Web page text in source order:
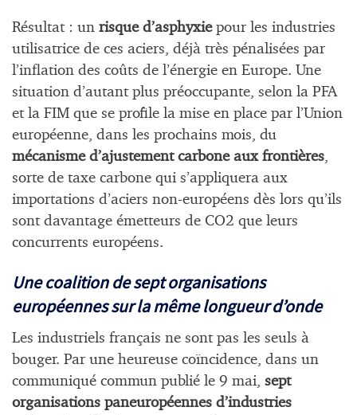
Résultat : un risque d’asphyxiepour les industries
utilisatrice de ces aciers, déjà très pénalisées par
l’inflation des coûts de l’énergie en Europe. Une
situation d’autant plus préoccupante, selon la PFA
et la FIM que se profile la mise en place par l’Union
européenne, dans les prochains mois, du
mécanisme d’ajustement carbone aux frontières,
sorte de taxe carbone qui s’appliquera aux
importations d’aciers non-européens dès lors qu’ils
sont davantage émetteurs de CO2 que leurs
concurrents européens.
Une coalition de sept organisations
européennes sur la même longueur d’onde
Les industriels français ne sont pas les seuls à
bouger. Par une heureuse coïncidence, dans un
communiqué commun publié le 9 mai, sept
organisations paneuropéennes d’industries